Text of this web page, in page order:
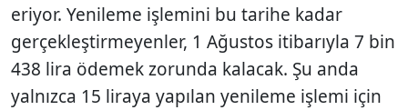
eriyor. Yenileme işlemini bu tarihe kadar
gerçekleştirmeyenler, 1 Ağustos itibarıyla 7 bin
438 lira ödemek zorunda kalacak. Şu anda
yalnızca 15 liraya yapılan yenileme işlemi için